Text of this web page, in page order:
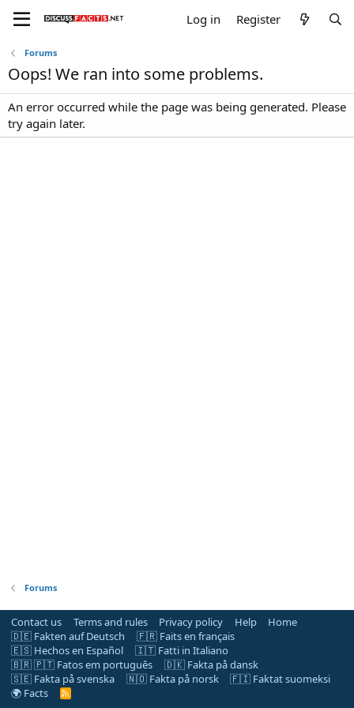
Log in Register
Forums
Oops! We ran into some problems.
An error occurred while the page was being generated. Please
try again later.
Forums
Contact us Terms and rules Privacy policy Help
Home
🇩🇪 Fakten auf Deutsch
🇫🇷 Faits en français
🇪🇸 Hechos en Español
🇮🇹 Fatti in Italiano
🇧🇷 🇵🇹 Fatos em português
🇩🇰 Fakta på dansk
🇸🇪 Fakta på svenska
🇳🇴 Fakta på norsk
🇫🇮 Faktat suomeksi
🌍 Facts
R